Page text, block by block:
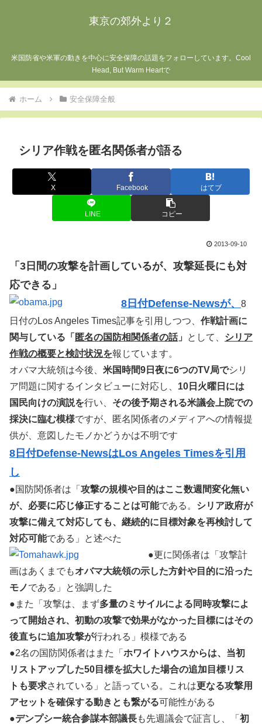
東京の郊外より２
米国防省や米軍の動きを中心に安全保障の話題をフォローしています。Cool
Head, But Warm Heartで
ホーム 安全保障全般
シリア作戦を匿名関係者が語る
X Facebook はてブ
LINE コピー
2013-09-10
「3日間の攻撃を計画しているが、攻撃延長にも対
応できる」
8日付Defense-Newsが、 8
日付のLos Angeles Times記事を引用しつつ、 作戦計画に
関与している「 匿名の国防相関係者の話」 として、 シリア
作戦の概要と検討状況を報じています。
オバマ大統領は今後、 米国時間9日夜に6つのTV局でシリ
ア問題に関するインタビューに対応し、 10日火曜日には
国民向けの演説を行い、 その後予期される米議会上院での
採決に臨む模様ですが、匿名関係者のメディアへの情報提
供が、意図したモノかどうかは不明です
8日付Defense-NewsはLos Angeles Timesを引用
し
●国防関係者は「 攻撃の規模や目的はここ数週間変化無い
が、必要に応じ修正することは可能である。 シリア政府が
攻撃に備えて対応しても、継続的に目標対象を再検討して
対応可能である」と述べた
●更に関係者は「攻撃計
画はあくまでもオバマ大統領の示した方針や目的に沿った
モノである」と強調した
●また「攻撃は、まず多量のミサイルによる同時攻撃によ
って開始され、初動の攻撃で効果がなかった目標にはその
後直ちに追加攻撃が行われる」模様である
●2名の国防関係者はまた「 ホワイトハウスからは、当初
リストアップした50目標を拡大した場合の追加目標リス
トも要求されている」と語っている。これは更なる攻撃用
アセットを確保する動きとも繋がる可能性がある
●デンプシー統合参謀本部議長も先週議会で証言し、「 初